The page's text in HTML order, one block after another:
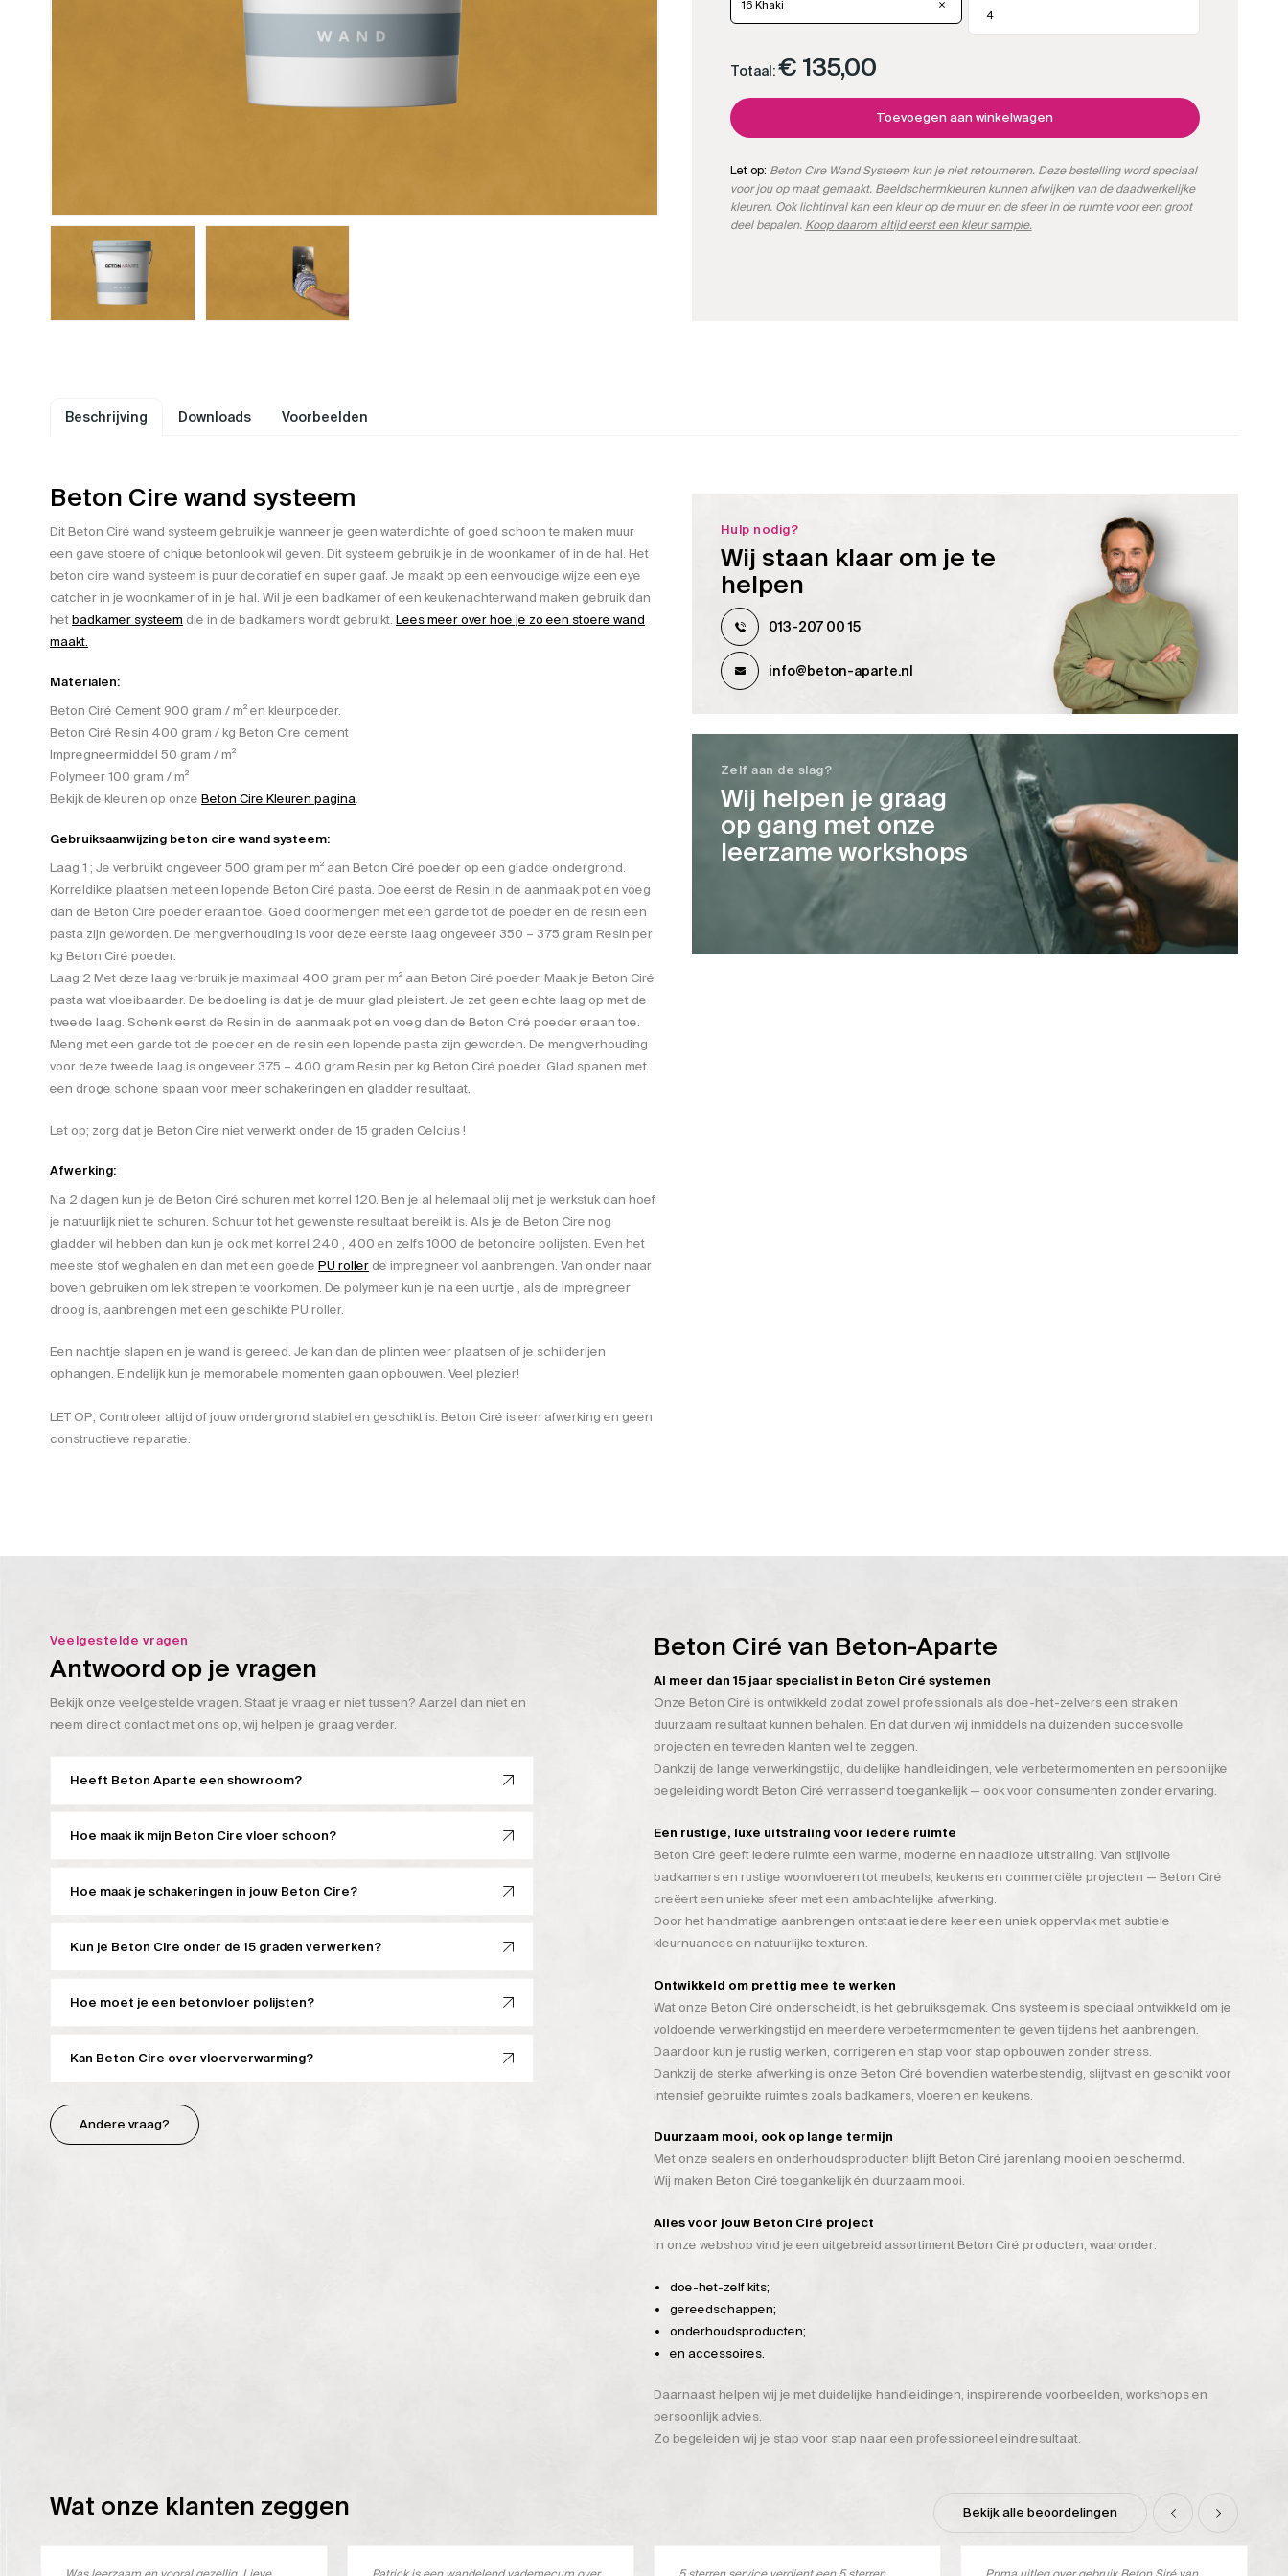
16 Khaki
Totaal:€ 135,00
Toevoegen aan winkelwagen
Let op: Beton Cire Wand Systeem kun je niet retourneren. Deze bestelling word speciaal
voor jou op maat gemaakt. Beeldschermkleuren kunnen afwijken van de daadwerkelijke
kleuren. Ook lichtinval kan een kleur op de muur en de sfeer in de ruimte voor een groot
deel bepalen. Koop daarom altijd eerst een kleur sample.
Beschrijving Downloads Voorbeelden
Beton Cire wand systeem
Dit Beton Ciré wand systeem gebruik je wanneer je geen waterdichte of goed schoon te maken muur
een gave stoere of chique betonlook wil geven. Dit systeem gebruik je in de woonkamer of in de hal. Het
beton cire wand systeem is puur decoratief en super gaaf. Je maakt op een eenvoudige wijze een eye
catcher in je woonkamer of in je hal. Wil je een badkamer of een keukenachterwand maken gebruik dan
hetbadkamer systeem die in de badkamers wordt gebruikt. Lees meer over hoe je zo een stoere wand
maakt.
Materialen:
Beton Ciré Cement 900 gram / m² en kleurpoeder.
Beton Ciré Resin 400 gram / kg Beton Cire cement
Impregneermiddel 50 gram / m²
Polymeer 100 gram / m²
Bekijk de kleuren op onze Beton Cire Kleuren pagina.
Gebruiksaanwijzing beton cire wand systeem:
Laag 1 ; Je verbruikt ongeveer 500 gram per m² aan Beton Ciré poeder op een gladde ondergrond.
Korreldikte plaatsen met een lopende Beton Ciré pasta. Doe eerst de Resin in de aanmaak pot en voeg
dan de Beton Ciré poeder eraan toe. Goed doormengen met een garde tot de poeder en de resin een
pasta zijn geworden. De mengverhouding is voor deze eerste laag ongeveer 350 – 375 gram Resin per
kg Beton Ciré poeder.
Laag 2 Met deze laag verbruik je maximaal 400 gram per m² aan Beton Ciré poeder. Maak je Beton Ciré
pasta wat vloeibaarder. De bedoeling is dat je de muur glad pleistert. Je zet geen echte laag op met de
tweede laag. Schenk eerst de Resin in de aanmaak pot en voeg dan de Beton Ciré poeder eraan toe.
Meng met een garde tot de poeder en de resin een lopende pasta zijn geworden. De mengverhouding
voor deze tweede laag is ongeveer 375 – 400 gram Resin per kg Beton Ciré poeder. Glad spanen met
een droge schone spaan voor meer schakeringen en gladder resultaat.
Let op; zorg dat je Beton Cire niet verwerkt onder de 15 graden Celcius !
Afwerking:
Na 2 dagen kun je de Beton Ciré schuren met korrel 120. Ben je al helemaal blij met je werkstuk dan hoef
je natuurlijk niet te schuren. Schuur tot het gewenste resultaat bereikt is. Als je de Beton Cire nog
gladder wil hebben dan kun je ook met korrel 240 , 400 en zelfs 1000 de betoncire polijsten. Even het
meeste stof weghalen en dan met een goede PU roller de impregneer vol aanbrengen. Van onder naar
boven gebruiken om lek strepen te voorkomen. De polymeer kun je na een uurtje , als de impregneer
droog is, aanbrengen met een geschikte PU roller.
Een nachtje slapen en je wand is gereed. Je kan dan de plinten weer plaatsen of je schilderijen
ophangen. Eindelijk kun je memorabele momenten gaan opbouwen. Veel plezier!
LET OP; Controleer altijd of jouw ondergrond stabiel en geschikt is. Beton Ciré is een afwerking en geen
constructieve reparatie.
Hulp nodig?
Wij staan klaar om je te
helpen
013-207 00 15
info@beton-aparte.nl
Zelf aan de slag?
Wij helpen je graag
op gang met onze
leerzame workshops
Veelgestelde vragen
Antwoord op je vragen
Bekijk onze veelgestelde vragen. Staat je vraag er niet tussen? Aarzel dan niet en
neem direct contact met ons op, wij helpen je graag verder.
Heeft Beton Aparte een showroom?
Hoe maak ik mijn Beton Cire vloer schoon?
Hoe maak je schakeringen in jouw Beton Cire?
Kun je Beton Cire onder de 15 graden verwerken?
Hoe moet je een betonvloer polijsten?
Kan Beton Cire over vloerverwarming?
Andere vraag?
Beton Ciré van Beton-Aparte
Al meer dan 15 jaar specialist in Beton Ciré systemen
Onze Beton Ciré is ontwikkeld zodat zowel professionals als doe-het-zelvers een strak en
duurzaam resultaat kunnen behalen. En dat durven wij inmiddels na duizenden succesvolle
projecten en tevreden klanten wel te zeggen.
Dankzij de lange verwerkingstijd, duidelijke handleidingen, vele verbetermomenten en persoonlijke
begeleiding wordt Beton Ciré verrassend toegankelijk — ook voor consumenten zonder ervaring.
Een rustige, luxe uitstraling voor iedere ruimte
Beton Ciré geeft iedere ruimte een warme, moderne en naadloze uitstraling. Van stijlvolle
badkamers en rustige woonvloeren tot meubels, keukens en commerciële projecten — Beton Ciré
creëert een unieke sfeer met een ambachtelijke afwerking.
Door het handmatige aanbrengen ontstaat iedere keer een uniek oppervlak met subtiele
kleurnuances en natuurlijke texturen.
Ontwikkeld om prettig mee te werken
Wat onze Beton Ciré onderscheidt, is het gebruiksgemak. Ons systeem is speciaal ontwikkeld om je
voldoende verwerkingstijd en meerdere verbetermomenten te geven tijdens het aanbrengen.
Daardoor kun je rustig werken, corrigeren en stap voor stap opbouwen zonder stress.
Dankzij de sterke afwerking is onze Beton Ciré bovendien waterbestendig, slijtvast en geschikt voor
intensief gebruikte ruimtes zoals badkamers, vloeren en keukens.
Duurzaam mooi, ook op lange termijn
Met onze sealers en onderhoudsproducten blijft Beton Ciré jarenlang mooi en beschermd.
Wij maken Beton Ciré toegankelijk én duurzaam mooi.
Alles voor jouw Beton Ciré project
In onze webshop vind je een uitgebreid assortiment Beton Ciré producten, waaronder:
doe-het-zelf kits;
gereedschappen;
onderhoudsproducten;
en accessoires.
Daarnaast helpen wij je met duidelijke handleidingen, inspirerende voorbeelden, workshops en
persoonlijk advies.
Zo begeleiden wij je stap voor stap naar een professioneel eindresultaat.
Wat onze klanten zeggen Bekijk alle beoordelingen